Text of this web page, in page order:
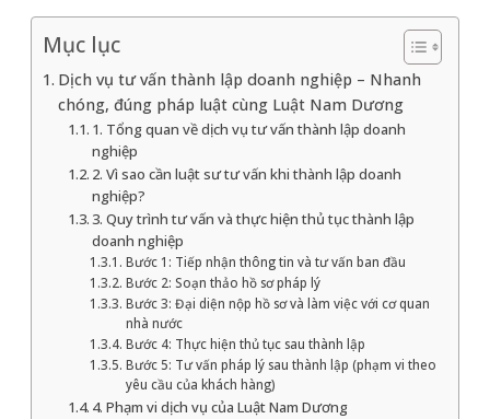
Mục lục
Dịch vụ tư vấn thành lập doanh nghiệp – Nhanh
chóng, đúng pháp luật cùng Luật Nam Dương
1. Tổng quan về dịch vụ tư vấn thành lập doanh
nghiệp
2. Vì sao cần luật sư tư vấn khi thành lập doanh
nghiệp?
3. Quy trình tư vấn và thực hiện thủ tục thành lập
doanh nghiệp
Bước 1: Tiếp nhận thông tin và tư vấn ban đầu
Bước 2: Soạn thảo hồ sơ pháp lý
Bước 3: Đại diện nộp hồ sơ và làm việc với cơ quan
nhà nước
Bước 4: Thực hiện thủ tục sau thành lập
Bước 5: Tư vấn pháp lý sau thành lập (phạm vi theo
yêu cầu của khách hàng)
4. Phạm vi dịch vụ của Luật Nam Dương